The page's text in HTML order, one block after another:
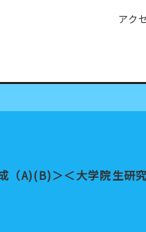
アク
（A)(B)＞＜大学院生研